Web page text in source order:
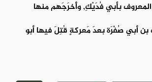
بأبي فُدَيْكِ, وأَخرَجَهم منها
بن أبي صُفْرَة بعدَ مَعركةٍ قُتِلَ فيها أبو